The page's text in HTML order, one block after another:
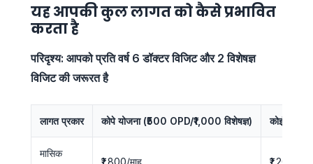
यह आपकी कुल लागत को कैसे प्रभावित
करता है
परिदृश्य: आपको प्रति वर्ष 6 डॉक्टर विजिट और 2 विशेषज्ञ
विजिट की जरूरत है
लागत प्रकार कोपे योजना (₹500 OPD/₹1,000 विशेषज्ञ)
मासिक
₹1,800/माह ₹1,200/माह